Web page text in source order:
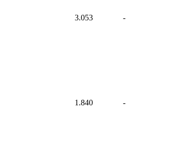
3.053 -
1.840 -